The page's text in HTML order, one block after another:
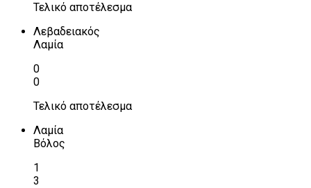
Τελικό αποτέλεσμα
Λεβαδειακός
Λαμία
0
0
Τελικό αποτέλεσμα
Λαμία
Βόλος
1
3